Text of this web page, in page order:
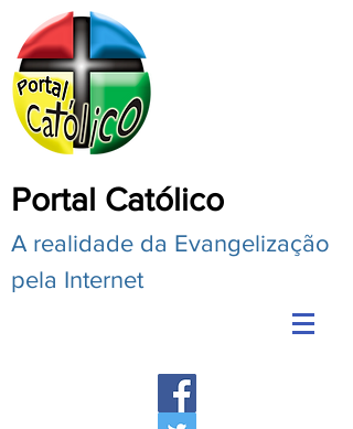
Portal Católico
A realidade da Evangelização
pela Internet